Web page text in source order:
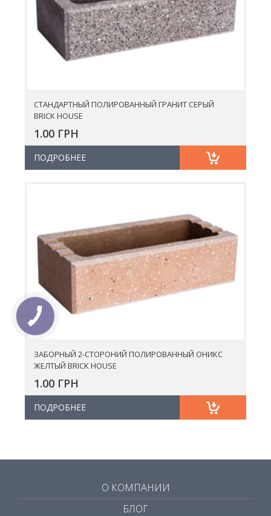
СТАНДАРТНЫЙ ПОЛИРОВАННЫЙ ГРАНИТ СЕРЫЙ
BRICK HOUSE
1.00 ГРН
ПОДРОБНЕЕ
ЗАБОРНЫЙ 2-СТОРОНИЙ ПОЛИРОВАННЫЙ ОНИКС
ЖЕЛТЫЙ BRICK HOUSE
1.00 ГРН
ПОДРОБНЕЕ
О КОМПАНИИ
БЛОГ